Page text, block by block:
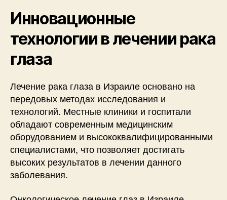
Инновационные
технологии в лечении рака
глаза
Лечение рака глаза в Израиле основано на
передовых методах исследования и
технологий. Местные клиники и госпитали
обладают современным медицинским
оборудованием и высококвалифицированными
специалистами, что позволяет достигать
высоких результатов в лечении данного
заболевания.